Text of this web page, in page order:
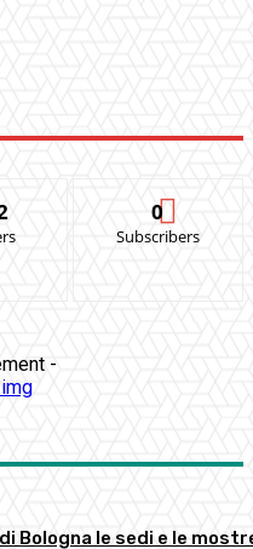
0
Subscribers
-
Bologna le sedi e le